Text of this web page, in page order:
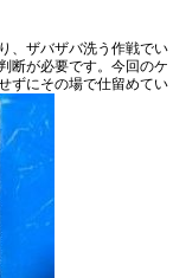
、ザバザバ洗う作戦でい
断が必要です。今回のケ
ずにその場で仕留めてい